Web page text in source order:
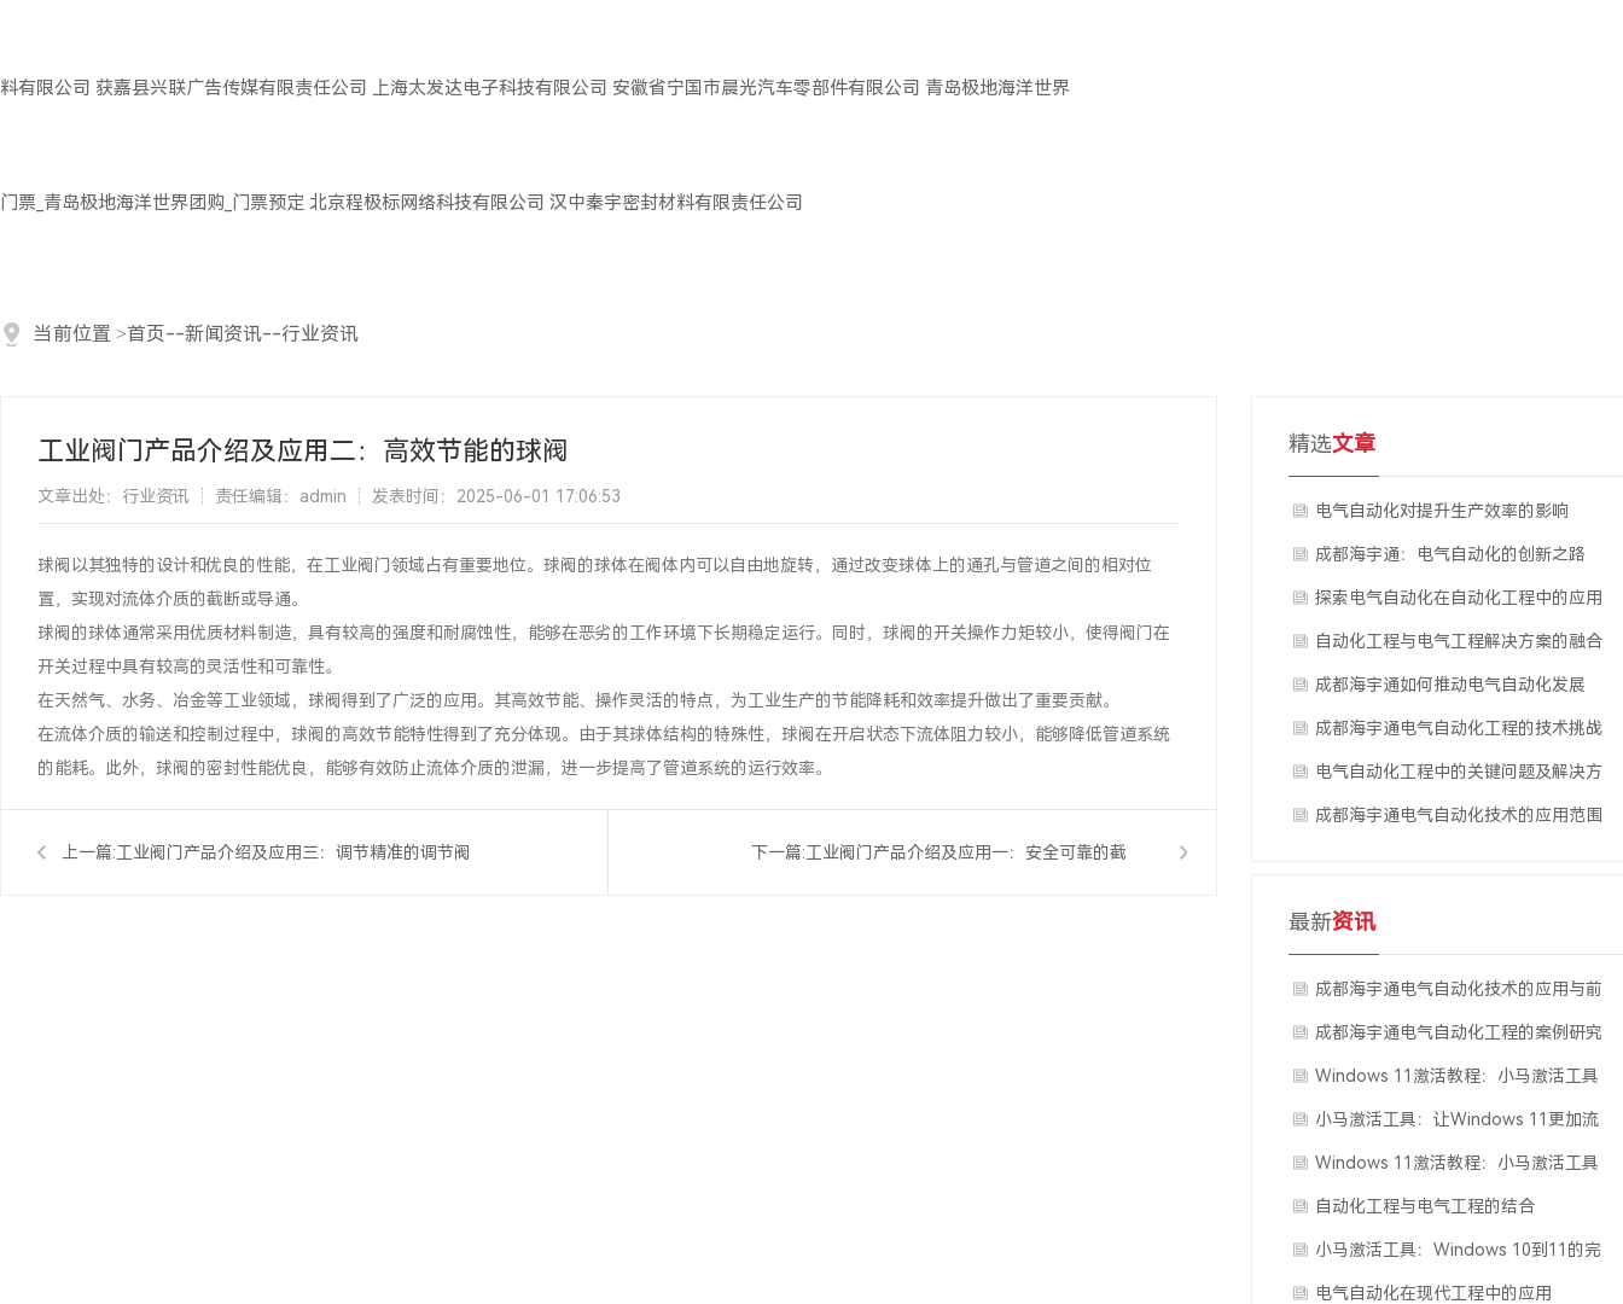
料有限公司 获嘉县兴联广告传媒有限责任公司 上海太发达电子科技有限公司 安徽省宁国市晨光汽车零部件有限公司 青岛极地海洋世界
门票_青岛极地海洋世界团购_门票预定 北京程极标网络科技有限公司 汉中秦宇密封材料有限责任公司
当前位置 >首页--新闻资讯--行业资讯
工业阀门产品介绍及应用二：高效节能的球阀
文章出处：行业资讯 责任编辑：admin 发表时间：2025-06-01 17:06:53
球阀以其独特的设计和优良的性能，在工业阀门领域占有重要地位。球阀的球体在阀体内可以自由地旋转，通过改变球体上的通孔与管道之间的相对位
置，实现对流体介质的截断或导通。
球阀的球体通常采用优质材料制造，具有较高的强度和耐腐蚀性，能够在恶劣的工作环境下长期稳定运行。同时，球阀的开关操作力矩较小，使得阀门在
开关过程中具有较高的灵活性和可靠性。
在天然气、水务、冶金等工业领域，球阀得到了广泛的应用。其高效节能、操作灵活的特点，为工业生产的节能降耗和效率提升做出了重要贡献。
在流体介质的输送和控制过程中，球阀的高效节能特性得到了充分体现。由于其球体结构的特殊性，球阀在开启状态下流体阻力较小，能够降低管道系统
的能耗。此外，球阀的密封性能优良，能够有效防止流体介质的泄漏，进一步提高了管道系统的运行效率。
上一篇:工业阀门产品介绍及应用三：调节精准的调节阀 下一篇:工业阀门产品介绍及应用一：安全可靠的截
精选文章
电气自动化对提升生产效率的影响
成都海宇通：电气自动化的创新之路
探索电气自动化在自动化工程中的应用
自动化工程与电气工程解决方案的融合
成都海宇通如何推动电气自动化发展
成都海宇通电气自动化工程的技术挑战
与应对策略
电气自动化工程中的关键问题及解决方
案
成都海宇通电气自动化技术的应用范围
最新资讯
成都海宇通电气自动化技术的应用与前
景
成都海宇通电气自动化工程的案例研究
Windows 11激活教程：小马激活工具
的使用方法
小马激活工具：让Windows 11更加流
畅运行
Windows 11激活教程：小马激活工具
的使用技巧
自动化工程与电气工程的结合
小马激活工具：Windows 10到11的完
美转换
电气自动化在现代工程中的应用